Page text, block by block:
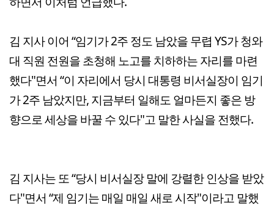
김 지사 이어 “임기가 2주 정도 남았을 무렵 YS가 청와
대 직원 전원을 초청해 노고를 치하하는 자리를 마련
했다"면서 “이 자리에서 당시 대통령 비서실장이 임기
가 2주 남았지만, 지금부터 일해도 얼마든지 좋은 방
향으로 세상을 바꿀 수 있다"고 말한 사실을 전했다.
김 지사는 또 “당시 비서실장 말에 강렬한 인상을 받았
다"면서 “제 임기는 매일 매일 새로 시작"이라고 말했